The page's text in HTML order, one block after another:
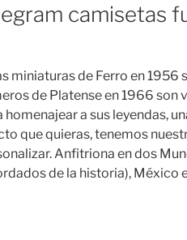
camisetas
miniaturas de Ferro en 1956
de Platense en 1966
homenajear a sus leyendas,
que quieras, tenemos
Anfitriona en dos
de la historia), México